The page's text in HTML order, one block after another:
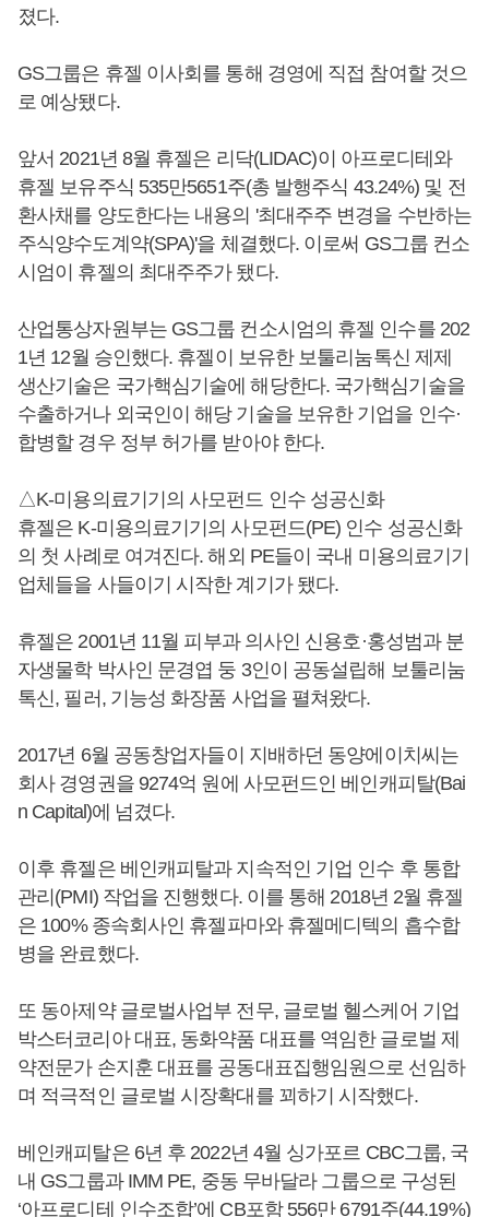
졌다.
GS그룹은 휴젤 이사회를 통해 경영에 직접 참여할 것으
로 예상됐다.
앞서 2021년 8월 휴젤은 리닥(LIDAC)이 아프로디테와
휴젤 보유주식 535만5651주(총 발행주식 43.24%) 및 전
환사채를 양도한다는 내용의 '최대주주 변경을 수반하는
주식양수도계약(SPA)'을 체결했다. 이로써 GS그룹 컨소
시엄이 휴젤의 최대주주가 됐다.
산업통상자원부는 GS그룹 컨소시엄의 휴젤 인수를 202
1년 12월 승인했다. 휴젤이 보유한 보툴리눔톡신 제제
생산기술은 국가핵심기술에 해당한다. 국가핵심기술을
수출하거나 외국인이 해당 기술을 보유한 기업을 인수·
합병할 경우 정부 허가를 받아야 한다.
△K-미용의료기기의 사모펀드 인수 성공신화
휴젤은 K-미용의료기기의 사모펀드(PE) 인수 성공신화
의 첫 사례로 여겨진다. 해외 PE들이 국내 미용의료기기
업체들을 사들이기 시작한 계기가 됐다.
휴젤은 2001년 11월 피부과 의사인 신용호·홍성범과 분
자생물학 박사인 문경엽 둥 3인이 공동설립해 보툴리눔
톡신, 필러, 기능성 화장품 사업을 펼쳐왔다.
2017년 6월 공동창업자들이 지배하던 동양에이치씨는
회사 경영권을 9274억 원에 사모펀드인 베인캐피탈(Bai
n Capital)에 넘겼다.
이후 휴젤은 베인캐피탈과 지속적인 기업 인수 후 통합
관리(PMI) 작업을 진행했다. 이를 통해 2018년 2월 휴젤
은 100% 종속회사인 휴젤파마와 휴젤메디텍의 흡수합
병을 완료했다.
또 동아제약 글로벌사업부 전무, 글로벌 헬스케어 기업
박스터코리아 대표, 동화약품 대표를 역임한 글로벌 제
약전문가 손지훈 대표를 공동대표집행임원으로 선임하
며 적극적인 글로벌 시장확대를 꾀하기 시작했다.
베인캐피탈은 6년 후 2022년 4월 싱가포르 CBC그룹, 국
내 GS그룹과 IMM PE, 중동 무바달라 그룹으로 구성된
‘아프로디테 인수조합’에 CB포함 556만 6791주(44.19%)